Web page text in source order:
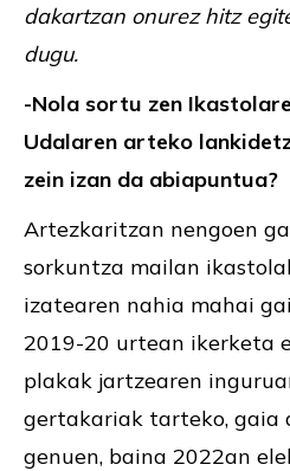
dakartzan onurez hitz
dugu.
-Nola sortu zen
Udalaren arteko
zein izan da abiapuntua?
Artezkaritzan nengoen
sorkuntza mailan
izatearen nahia mahai
2019-20 urtean ikerketa
plakak jartzearen
gertakariak tarteko, gaia
genuen, baina 2022an